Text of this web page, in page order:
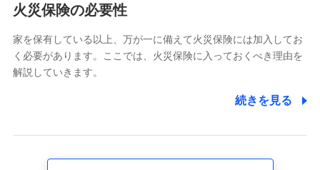
電話対応の品質向上およびお問合せ内容の正確な把握のため
6.採用応募者の個人情報
採用選考および入社手続を実施するため
火災保険の必要性
家を保有している以上、万が一に備えて火災保険には加入してお
く必要があります。ここでは、火災保険に入っておくべき理由を
解説していきます。
続きを見る